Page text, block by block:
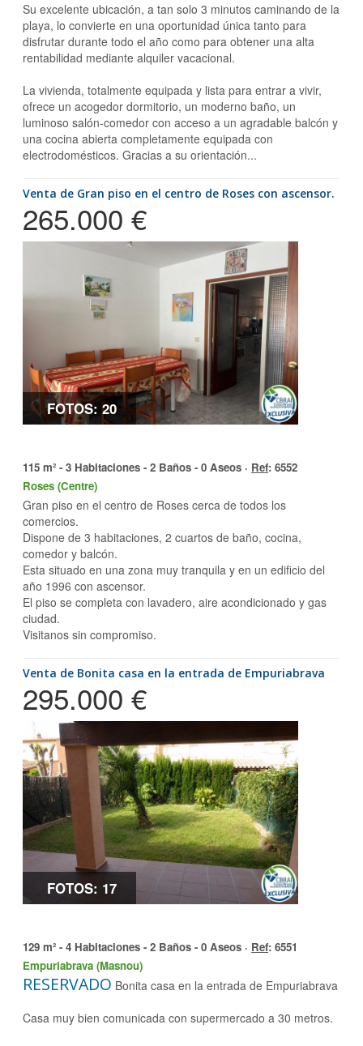
Su excelente ubicación, a tan solo 3 minutos caminando de la
playa, lo convierte en una oportunidad única tanto para
disfrutar durante todo el año como para obtener una alta
rentabilidad mediante alquiler vacacional.
La vivienda, totalmente equipada y lista para entrar a vivir,
ofrece un acogedor dormitorio, un moderno baño, un
luminoso salón-comedor con acceso a un agradable balcón y
una cocina abierta completamente equipada con
electrodomésticos. Gracias a su orientación...
Venta de Gran piso en el centro de Roses con ascensor.
265.000 €
FOTOS: 20
115 m² - 3 Habitaciones - 2 Baños - 0 Aseos · Ref: 6552
Roses (Centre)
Gran piso en el centro de Roses cerca de todos los
comercios.
Dispone de 3 habitaciones, 2 cuartos de baño, cocina,
comedor y balcón.
Esta situado en una zona muy tranquila y en un edificio del
año 1996 con ascensor.
El piso se completa con lavadero, aire acondicionado y gas
ciudad.
Visitanos sin compromiso.
Venta de Bonita casa en la entrada de Empuriabrava
295.000 €
FOTOS: 17
129 m² - 4 Habitaciones - 2 Baños - 0 Aseos · Ref: 6551
Empuriabrava (Masnou)
RESERVADO Bonita casa en la entrada de Empuriabrava
Casa muy bien comunicada con supermercado a 30 metros.